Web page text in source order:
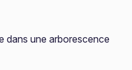
dans une arborescence